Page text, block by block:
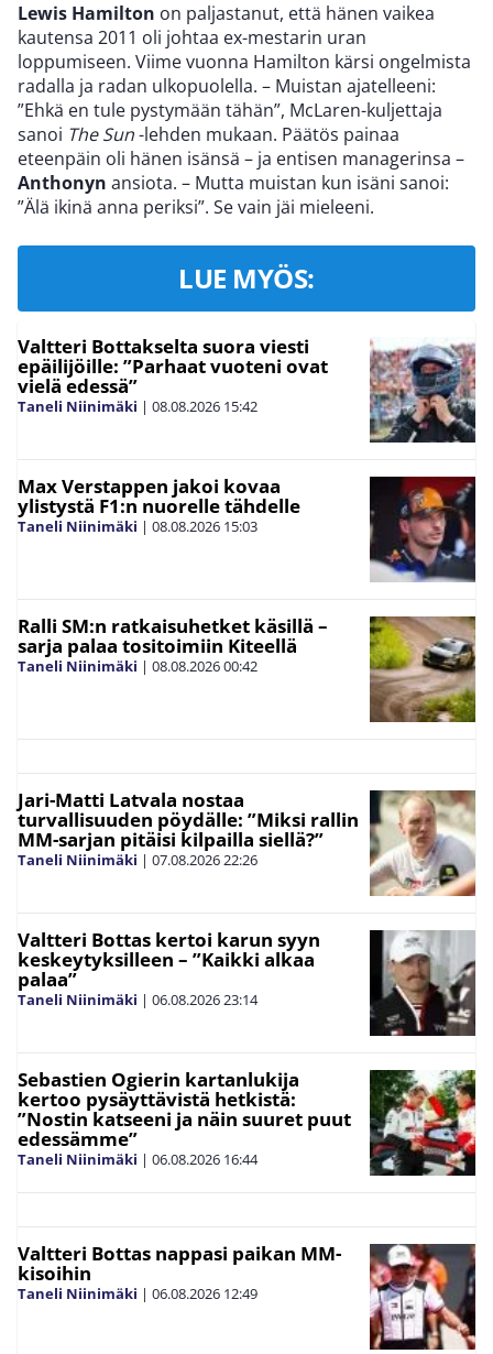
Lewis Hamilton on paljastanut, että hänen vaikea
kautensa 2011 oli johtaa ex-mestarin uran
loppumiseen. Viime vuonna Hamilton kärsi ongelmista
radalla ja radan ulkopuolella. – Muistan ajatelleeni:
”Ehkä en tule pystymään tähän”, McLaren-kuljettaja
sanoi The Sun-lehden mukaan. Päätös painaa
eteenpäin oli hänen isänsä – ja entisen managerinsa –
Anthonyn ansiota. – Mutta muistan kun isäni sanoi:
”Älä ikinä anna periksi”. Se vain jäi mieleeni.
LUE MYÖS:
Valtteri Bottakselta suora viesti
epäilijöille: ”Parhaat vuoteni ovat
vielä edessä”
Taneli Niinimäki | 08.08.2026 15:42
Max Verstappen jakoi kovaa
ylistystä F1:n nuorelle tähdelle
Taneli Niinimäki | 08.08.2026 15:03
Ralli SM:n ratkaisuhetket käsillä –
sarja palaa tositoimiin Kiteellä
Taneli Niinimäki | 08.08.202600:42
Jari-Matti Latvala nostaa
turvallisuuden pöydälle: ”Miksi rallin
MM-sarjan pitäisi kilpailla siellä?”
Taneli Niinimäki | 07.08.202622:26
Valtteri Bottas kertoi karun syyn
keskeytyksilleen – ”Kaikki alkaa
palaa”
Taneli Niinimäki | 06.08.202623:14
Sebastien Ogierin kartanlukija
kertoo pysäyttävistä hetkistä:
”Nostin katseeni ja näin suuret puut
edessämme”
Taneli Niinimäki | 06.08.2026 16:44
Valtteri Bottas nappasi paikan MM-
kisoihin
Taneli Niinimäki | 06.08.2026 12:49